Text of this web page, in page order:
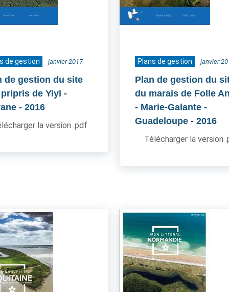
de gestion janvier 2017
de gestion du site
de Yiyi -
- 2016
la version .pdf
Plans de gestion janvier
Plan de gestion du
du marais de Folle
- Marie-Galante -
Guadeloupe - 2016
Télécharger la version